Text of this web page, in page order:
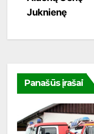
įrašų
Juknienę
Panašūs įrašai